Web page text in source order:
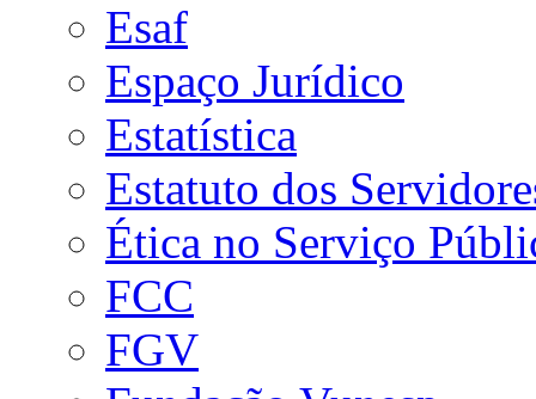
Esaf
Espaço Jurídico
Estatística
Estatuto dos
Ética no Serviço
FCC
FGV